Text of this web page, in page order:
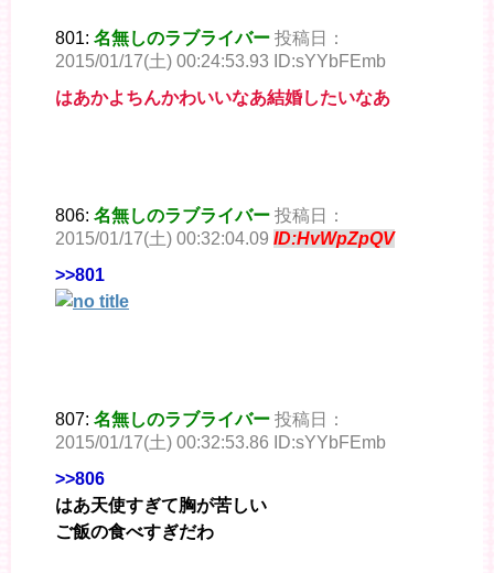
801: 名無しのラブライバー 投稿日：
2015/01/17(土) 00:24:53.93 ID:sYYbFEmb
はあかよちんかわいいなあ結婚したいなあ
806: 名無しのラブライバー 投稿日：
2015/01/17(土) 00:32:04.09 ID:HvWpZpQV
>>801
807: 名無しのラブライバー 投稿日：
2015/01/17(土) 00:32:53.86 ID:sYYbFEmb
>>806
はあ天使すぎて胸が苦しい
ご飯の食べすぎだわ